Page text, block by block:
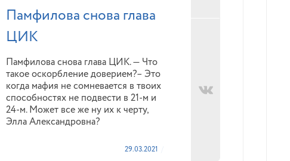
Памфилова снова глава
ЦИК
Памфилова снова глава ЦИК. — Что
такое оскорбление доверием?– Это
когда мафия не сомневается в твоих
способностях не подвести в 21-м и
24-м. Может все же ну их к черту,
Элла Александровна?
29.03.2021